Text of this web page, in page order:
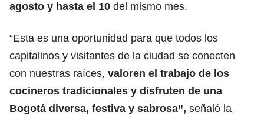
agosto y hasta el 10 del mismo mes.
“Esta es una oportunidad para que todos los
capitalinos y visitantes de la ciudad se conecten
con nuestras raíces, valoren el trabajo de los
cocineros tradicionales y disfruten de una
Bogotá diversa, festiva y sabrosa”, señaló la